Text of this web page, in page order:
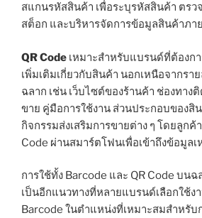
สแกนรหัสสินค้า เพื่อระบุรหัสสินค้า ตรว
สต็อก และบริหารจัดการข้อมูลสินค้าภา
QR Code เหมาะสำหรับแบรนด์ที่ต้องก
เพิ่มเติมเกี่ยวกับสินค้า นอกเหนือจากรา
ฉลาก เช่น เว็บไซต์ของร้านค้า ช่องทาง
ขาย คู่มือการใช้งาน ส่วนประกอบของสิ
กิจกรรมส่งเสริมการขายต่าง ๆ โดยลูกค้
Code ผ่านสมาร์ตโฟนเพื่อเข้าถึงข้อมูล
การใช้ทั้ง Barcode และ QR Code บน
เป็นอีกแนวทางที่หลายแบรนด์เลือกใช้ง
Barcode ในตำแหน่งที่เหมาะสมสำหรั